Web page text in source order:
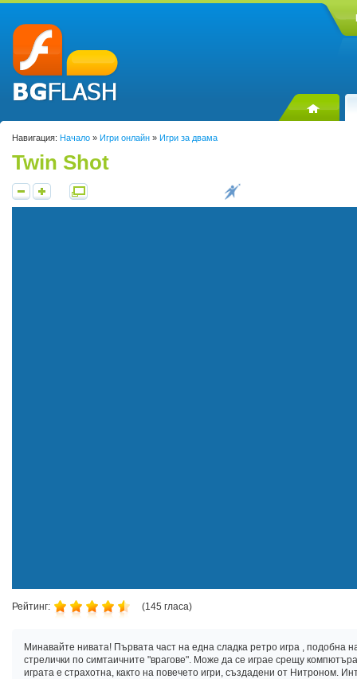
Навигация: Начало » Игри онлайн » Игри за двама
Twin Shot
Рейтинг: (145 гласа)
Минавайте нивата! Първата част на една сладка ретро игра , подобна
стрелички по симтаичните "врагове". Може да се играе срещу
играта е страхотна, както на повечето игри, създадени от Нитроном.